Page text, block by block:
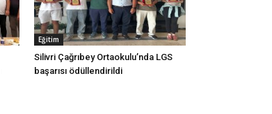
Eğitim
Silivri Çağrıbey Ortaokulu’nda LGS
başarısı ödüllendirildi